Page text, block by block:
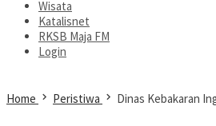
Wisata
Katalisnet
RKSB Maja FM
Login
Home Peristiwa Dinas Kebakaran